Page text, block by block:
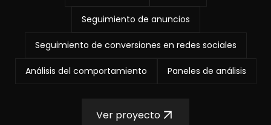
Seguimiento de anuncios
Seguimiento de conversiones en redes sociales
Análisis del comportamiento Paneles de análisis
Ver proyecto